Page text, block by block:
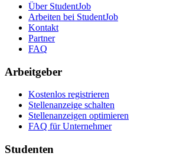
Über StudentJob
Arbeiten bei StudentJob
Kontakt
Partner
FAQ
Arbeitgeber
Kostenlos registrieren
Stellenanzeige schalten
Stellenanzeigen optimieren
FAQ für Unternehmer
Studenten